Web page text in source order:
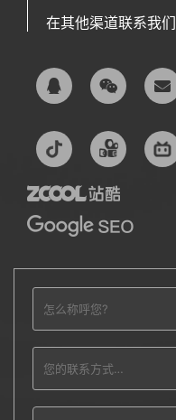
在其他渠道联系我们